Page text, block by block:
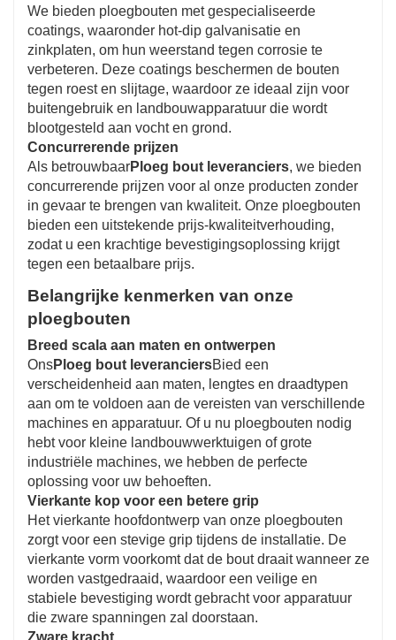
We bieden ploegbouten met gespecialiseerde
coatings, waaronder hot-dip galvanisatie en
zinkplaten, om hun weerstand tegen corrosie te
verbeteren. Deze coatings beschermen de bouten
tegen roest en slijtage, waardoor ze ideaal zijn voor
buitengebruik en landbouwapparatuur die wordt
blootgesteld aan vocht en grond.
Concurrerende prijzen
Als betrouwbaarPloeg bout leveranciers, we bieden
concurrerende prijzen voor al onze producten zonder
in gevaar te brengen van kwaliteit. Onze ploegbouten
bieden een uitstekende prijs-kwaliteitverhouding,
zodat u een krachtige bevestigingsoplossing krijgt
tegen een betaalbare prijs.
Belangrijke kenmerken van onze
ploegbouten
Breed scala aan maten en ontwerpen
OnsPloeg bout leveranciersBied een
verscheidenheid aan maten, lengtes en draadtypen
aan om te voldoen aan de vereisten van verschillende
machines en apparatuur. Of u nu ploegbouten nodig
hebt voor kleine landbouwwerktuigen of grote
industriële machines, we hebben de perfecte
oplossing voor uw behoeften.
Vierkante kop voor een betere grip
Het vierkante hoofdontwerp van onze ploegbouten
zorgt voor een stevige grip tijdens de installatie. De
vierkante vorm voorkomt dat de bout draait wanneer ze
worden vastgedraaid, waardoor een veilige en
stabiele bevestiging wordt gebracht voor apparatuur
die zware spanningen zal doorstaan.
Zware kracht